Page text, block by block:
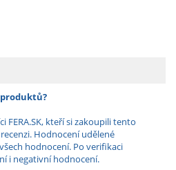
produktů?
FERA.SK, kteří si zakoupili tento
Hodnocení udělené
hodnocení. Po verifikaci
i negativní hodnocení.